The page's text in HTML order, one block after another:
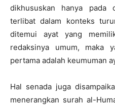
dikhususkan hanya pada
terlibat dalam konteks
ditemui ayat yang
redaksinya umum, maka
pertama adalah keumuman
Hal senada juga
menerangkan surah al-